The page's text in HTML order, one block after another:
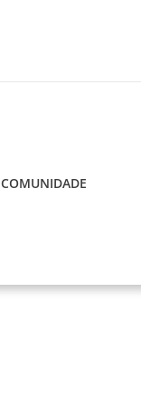
COMUNIDADE